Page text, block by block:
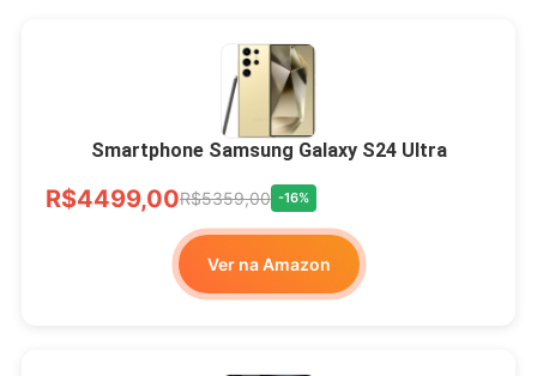
Smartphone Samsung Galaxy S24 Ultra
R$4499,00R$5359,00 -16%
Ver na Amazon